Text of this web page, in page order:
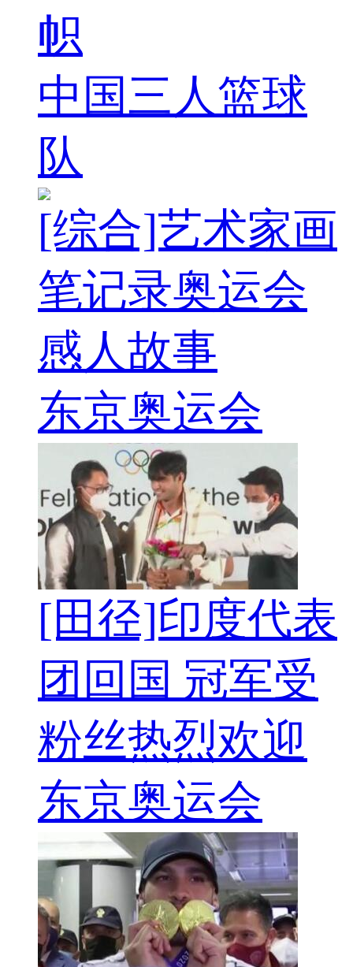
帜
中国三人篮球
队
[综合]艺术家画
笔记录奥运会
感人故事
东京奥运会
[田径]印度代表
团回国 冠军受
粉丝热烈欢迎
东京奥运会